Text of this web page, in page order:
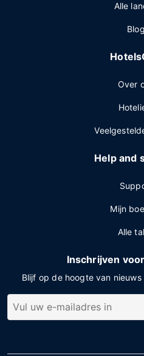
Alle
Blog
Over
Help and
Mijn
Alle
Inschrijven
Blijf op de hoogte van